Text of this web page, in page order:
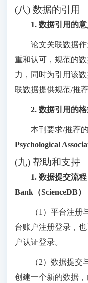
(八) 数据的引用
1. 数据引用的意
论文关联数据
重和认可，规范的
力，同时为引用该
联数据提供规范/推
2. 数据引用的
本刊要求/推荐
Psychological
(九) 帮助和支持
1. 数据提交流
Bank（ScienceDB）
（1）平台注
台账户注册登录，
户认证登录。
（2）数据提交
创建一个新的数据